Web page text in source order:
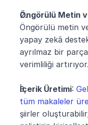
Öngörülü Metin
Öngörülü metin
yapay zekâ
ayrılmaz bir
verimliliği artırıyor.
İçerik Üretimi:
tüm makaleler
şiirler